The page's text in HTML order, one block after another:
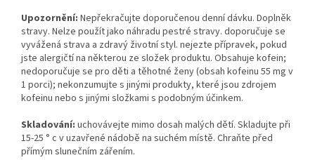
Upozornění: Nepřekračujte doporučenou denní dávku. Doplněk
stravy. Nelze použít jako náhradu pestré stravy. doporučuje se
vyvážená strava a zdravý životní styl. nejezte přípravek, pokud
jste alergičtí na některou ze složek produktu. Obsahuje kofein;
nedoporučuje se pro děti a těhotné ženy (obsah kofeinu 55 mg v
1 porci); nekonzumujte s jinými produkty, které jsou zdrojem
kofeinu nebo s jinými složkami s podobným účinkem.
Skladování: uchovávejte mimo dosah malých dětí. Skladujte při
15-25 ° c v uzavřené nádobě na suchém místě. Chraňte před
přímým slunečním zářením.